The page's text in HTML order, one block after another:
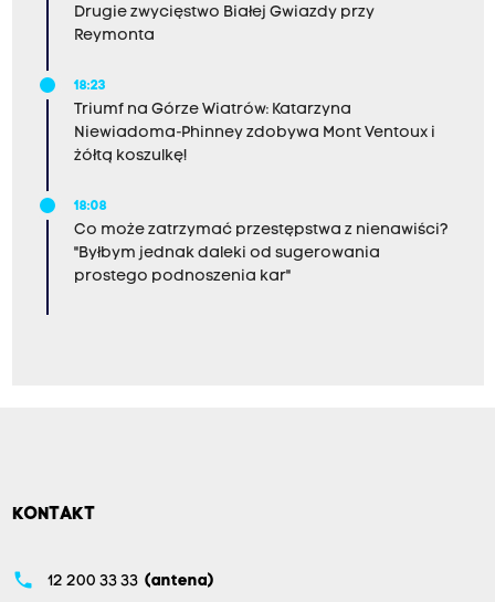
Drugie zwycięstwo Białej Gwiazdy przy
Reymonta
18:23
Triumf na Górze Wiatrów: Katarzyna
Niewiadoma-Phinney zdobywa Mont Ventoux i
żółtą koszulkę!
18:08
Co może zatrzymać przestępstwa z nienawiści?
"Byłbym jednak daleki od sugerowania
prostego podnoszenia kar"
KONTAKT
phone 12 200 33 33 (antena)